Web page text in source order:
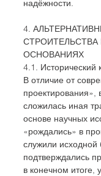
надёжности.
4.
ОСНОВАНИЯХ
4.1. Исторический
В отличие от
проектирования»,
сложилась иная
основе научных
«рождались» в
служили
подтверждались
в конечном итоге,